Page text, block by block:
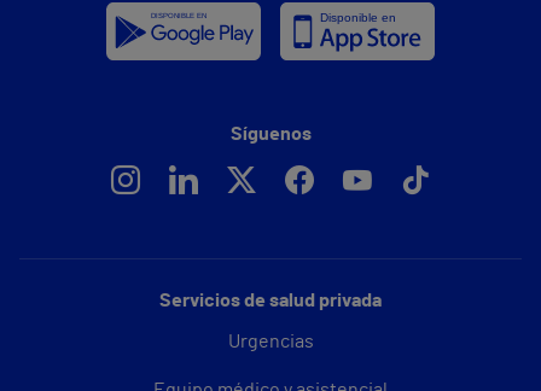
Servicios de salud privada
Urgencias
Síguenos